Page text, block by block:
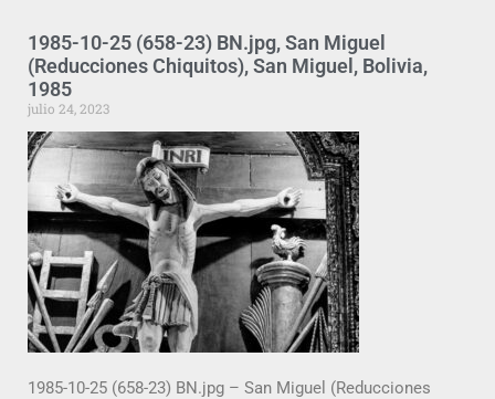
1985-10-25 (658-23) BN.jpg, San Miguel
(Reducciones Chiquitos), San Miguel, Bolivia,
1985
julio 24, 2023
1985-10-25 (658-23) BN.jpg – San Miguel (Reducciones